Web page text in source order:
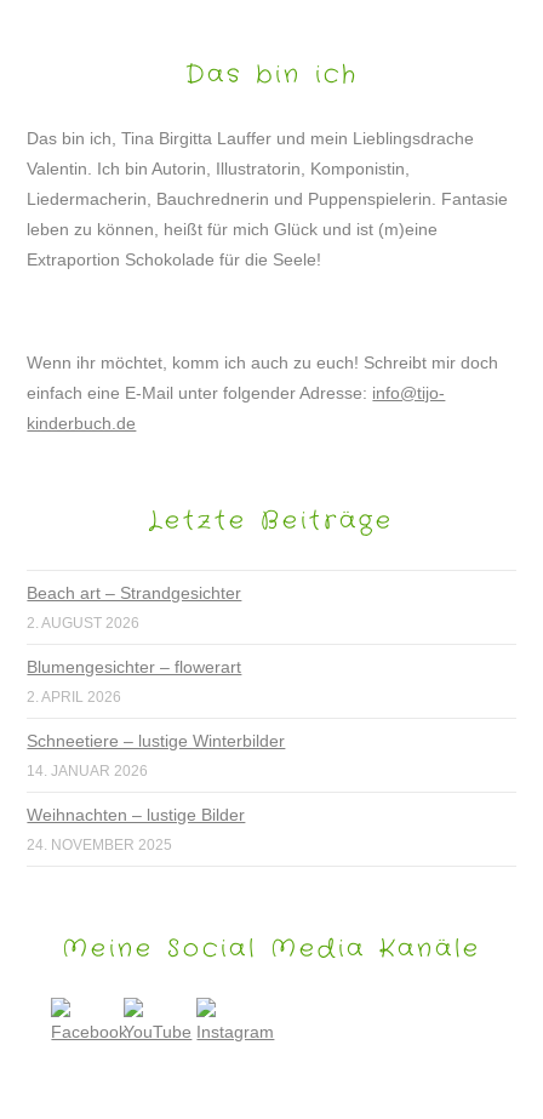
Das bin ich
Das bin ich, Tina Birgitta Lauffer und mein Lieblingsdrache
Valentin. Ich bin Autorin, Illustratorin, Komponistin,
Liedermacherin, Bauchrednerin und Puppenspielerin. Fantasie
leben zu können, heißt für mich Glück und ist (m)eine
Extraportion Schokolade für die Seele!
Wenn ihr möchtet, komm ich auch zu euch! Schreibt mir doch
einfach eine E-Mail unter folgender Adresse: info@tijo-
kinderbuch.de
Letzte Beiträge
Beach art – Strandgesichter
2. AUGUST 2026
Blumengesichter – flowerart
2. APRIL 2026
Schneetiere – lustige Winterbilder
14. JANUAR 2026
Weihnachten – lustige Bilder
24. NOVEMBER 2025
Meine Social Media Kanäle